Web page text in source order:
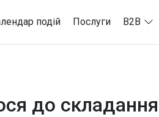
подій Послуги B2B
до складання